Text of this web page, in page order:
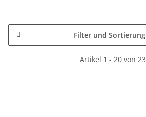
Filter und Sortierung
Artikel 1 - 20 von 23